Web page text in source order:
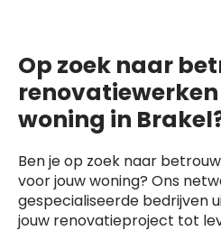
Op zoek naar
woning in
Ben je op zoek naar
voor jouw woning? Ons
gespecialiseerde bedrijven
jouw renovatieproject tot